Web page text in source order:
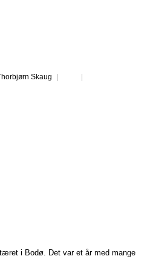
Skaug
i Bodø. Det var et år med mange